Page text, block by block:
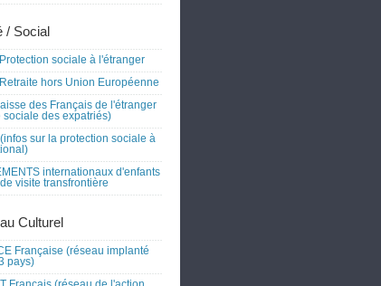
/ Social
sociale à l'étranger
hors Union Européenne
des Français de l'étranger
sociale des expatriés)
sur la protection sociale à
internationaux d'enfants
visite transfrontière
Culturel
Française (réseau implanté
pays)